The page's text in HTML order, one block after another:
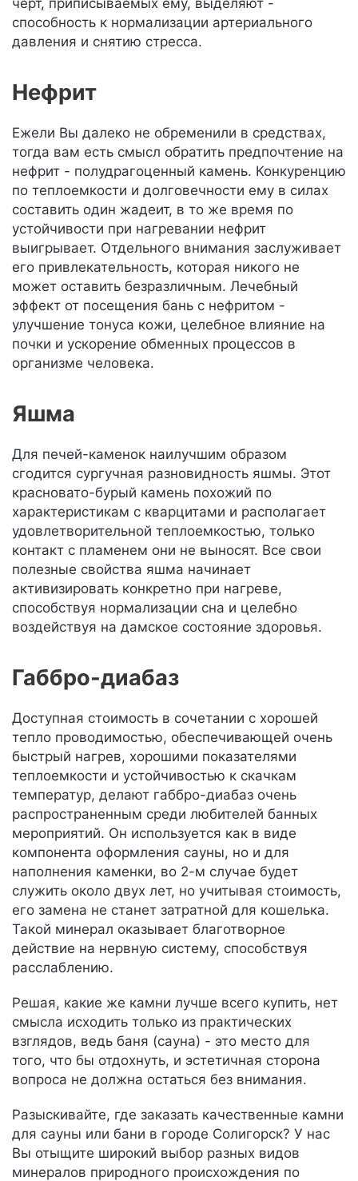
черт, приписываемых ему, выделяют -
способность к нормализации артериального
давления и снятию стресса.
Нефрит
Ежели Вы далеко не обременили в средствах,
тогда вам есть смысл обратить предпочтение на
нефрит - полудрагоценный камень. Конкуренцию
по теплоемкости и долговечности ему в силах
составить один жадеит, в то же время по
устойчивости при нагревании нефрит
выигрывает. Отдельного внимания заслуживает
его привлекательность, которая никого не
может оставить безразличным. Лечебный
эффект от посещения бань с нефритом -
улучшение тонуса кожи, целебное влияние на
почки и ускорение обменных процессов в
организме человека.
Яшма
Для печей-каменок наилучшим образом
сгодится сургучная разновидность яшмы. Этот
красновато-бурый камень похожий по
характеристикам с кварцитами и располагает
удовлетворительной теплоемкостью, только
контакт с пламенем они не выносят. Все свои
полезные свойства яшма начинает
активизировать конкретно при нагреве,
способствуя нормализации сна и целебно
воздействуя на дамское состояние здоровья.
Габбро-диабаз
Доступная стоимость в сочетании с хорошей
тепло проводимостью, обеспечивающей очень
быстрый нагрев, хорошими показателями
теплоемкости и устойчивостью к скачкам
температур, делают габбро-диабаз очень
распространенным среди любителей банных
мероприятий. Он используется как в виде
компонента оформления сауны, но и для
наполнения каменки, во 2-м случае будет
служить около двух лет, но учитывая стоимость,
его замена не станет затратной для кошелька.
Такой минерал оказывает благотворное
действие на нервную систему, способствуя
расслаблению.
Решая, какие же камни лучше всего купить, нет
смысла исходить только из практических
взглядов, ведь баня (сауна) - это место для
того, что бы отдохнуть, и эстетичная сторона
вопроса не должна остаться без внимания.
Разыскивайте, где заказать качественные камни
для сауны или бани в городе Солигорск? У нас
Вы отыщите широкий выбор разных видов
минералов природного происхождения по